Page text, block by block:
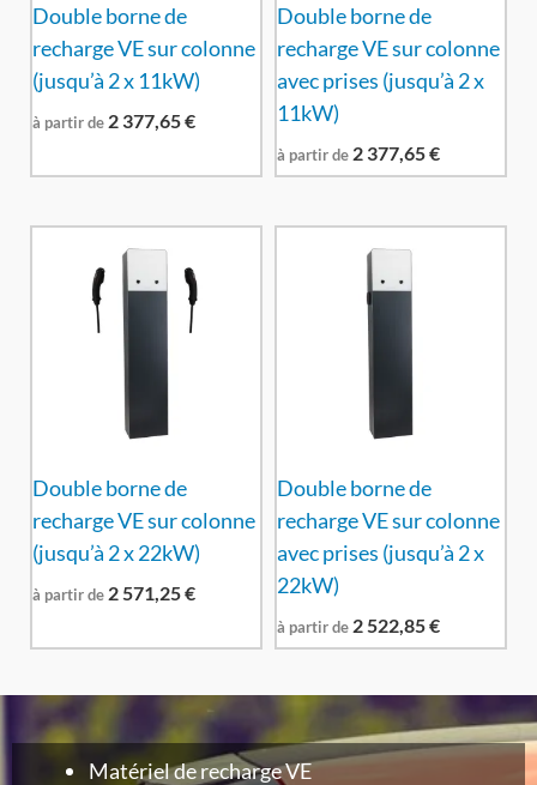
Double borne de
recharge VE sur colonne
(jusqu’à 2 x 11kW)
à partir de 2 377,65€
Double borne de
recharge VE sur colonne
avec prises (jusqu’à 2 x
11kW)
à partir de 2 377,65€
Double borne de
recharge VE sur colonne
(jusqu’à 2 x 22kW)
à partir de 2 571,25€
Double borne de
recharge VE sur colonne
avec prises (jusqu’à 2 x
22kW)
à partir de 2 522,85€
Matériel de recharge VE